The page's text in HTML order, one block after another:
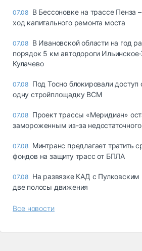
07.08 В Бессоновке на трассе Пенза
ход капитального ремонта моста
07.08 В Ивановской области на год
порядок 5 км автодороги
Кулачево
07.08 Под Тосно блокировали
одну стройплощадку ВСМ
07.08 Проект трассы «Меридиан»
замороженным из-за
07.08 Минтранс предлагает тратить
фондов на защиту трасс от БПЛА
07.08 На развязке КАД с
две полосы движения
Все новости